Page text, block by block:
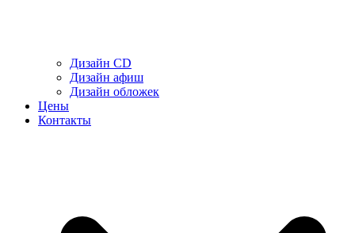
Дизайн CD
Дизайн афиш
Дизайн обложек
Цены
Контакты